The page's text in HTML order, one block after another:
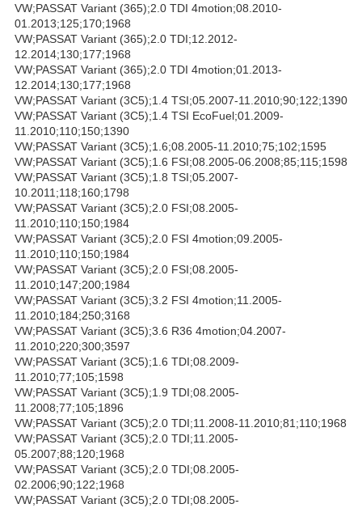
VW;PASSAT Variant (365);2.0 TDI 4motion;08.2010-
01.2013;125;170;1968
VW;PASSAT Variant (365);2.0 TDI;12.2012-
12.2014;130;177;1968
VW;PASSAT Variant (365);2.0 TDI 4motion;01.2013-
12.2014;130;177;1968
VW;PASSAT Variant (3C5);1.4 TSI;05.2007-11.2010;90;122;1390
VW;PASSAT Variant (3C5);1.4 TSI EcoFuel;01.2009-
11.2010;110;150;1390
VW;PASSAT Variant (3C5);1.6;08.2005-11.2010;75;102;1595
VW;PASSAT Variant (3C5);1.6 FSI;08.2005-06.2008;85;115;1598
VW;PASSAT Variant (3C5);1.8 TSI;05.2007-
10.2011;118;160;1798
VW;PASSAT Variant (3C5);2.0 FSI;08.2005-
11.2010;110;150;1984
VW;PASSAT Variant (3C5);2.0 FSI 4motion;09.2005-
11.2010;110;150;1984
VW;PASSAT Variant (3C5);2.0 FSI;08.2005-
11.2010;147;200;1984
VW;PASSAT Variant (3C5);3.2 FSI 4motion;11.2005-
11.2010;184;250;3168
VW;PASSAT Variant (3C5);3.6 R36 4motion;04.2007-
11.2010;220;300;3597
VW;PASSAT Variant (3C5);1.6 TDI;08.2009-
11.2010;77;105;1598
VW;PASSAT Variant (3C5);1.9 TDI;08.2005-
11.2008;77;105;1896
VW;PASSAT Variant (3C5);2.0 TDI;11.2008-11.2010;81;110;1968
VW;PASSAT Variant (3C5);2.0 TDI;11.2005-
05.2007;88;120;1968
VW;PASSAT Variant (3C5);2.0 TDI;08.2005-
02.2006;90;122;1968
VW;PASSAT Variant (3C5);2.0 TDI;08.2005-